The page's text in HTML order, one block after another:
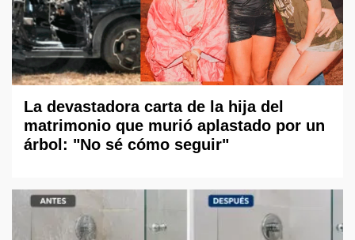
La devastadora carta de la hija del
matrimonio que murió aplastado por un
árbol: "No sé cómo seguir"